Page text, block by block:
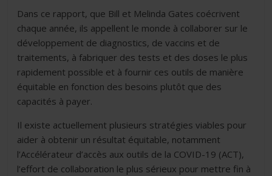
Dans ce rapport, que Bill et Melinda Gates coécrivent
chaque année, ils appellent le monde à collaborer sur le
développement de diagnostics, de vaccins et de
traitements, à fabriquer des tests et des doses le plus
rapidement possible et à fournir ces outils de manière
équitable en fonction des besoins plutôt que des
capacités à payer.
Il existe actuellement plusieurs stratégies viables pour
aider à obtenir un résultat équitable, notamment
l’Accélérateur d’accès aux outils de la COVID-19 (ACT),
l’effort de collaboration le plus sérieux pour mettre fin à